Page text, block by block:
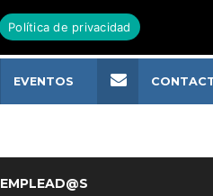
EMPLEAD@S
EVENTOS
Política de privacidad